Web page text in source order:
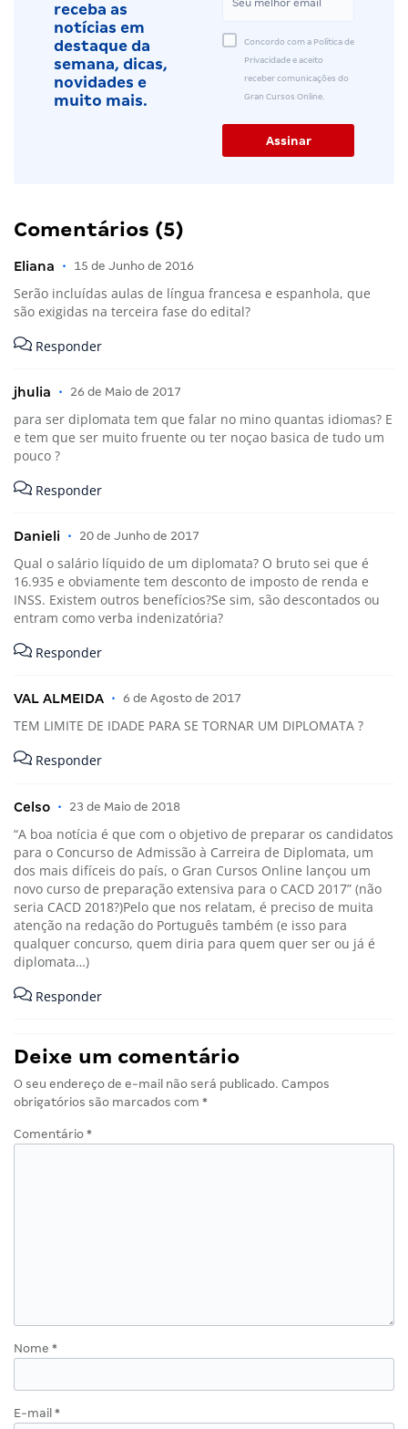
receba as
notícias em
destaque da
semana, dicas,
novidades e
muito mais.
Concordo com a Política de
Privacidade e aceito
receber comunicações do
Gran Cursos Online.
Comentários (5)
Eliana • 15 de Junho de 2016
Serão incluídas aulas de língua francesa e espanhola, que
são exigidas na terceira fase do edital?
Responder
jhulia • 26 de Maio de 2017
para ser diplomata tem que falar no mino quantas idiomas? E
e tem que ser muito fruente ou ter noçao basica de tudo um
pouco ?
Responder
Danieli • 20 de Junho de 2017
Qual o salário líquido de um diplomata? O bruto sei que é
16.935 e obviamente tem desconto de imposto de renda e
INSS. Existem outros benefícios?Se sim, são descontados ou
entram como verba indenizatória?
Responder
VAL ALMEIDA • 6 de Agosto de 2017
TEM LIMITE DE IDADE PARA SE TORNAR UM DIPLOMATA ?
Responder
Celso • 23 de Maio de 2018
“A boa notícia é que com o objetivo de preparar os candidatos
para o Concurso de Admissão à Carreira de Diplomata, um
dos mais difíceis do país, o Gran Cursos Online lançou um
novo curso de preparação extensiva para o CACD 2017” (não
seria CACD 2018?)Pelo que nos relatam, é preciso de muita
atenção na redação do Português também (e isso para
qualquer concurso, quem diria para quem quer ser ou já é
diplomata…)
Responder
Deixe um comentário
O seu endereço de e-mail não será publicado. Campos
obrigatórios são marcados com *
Comentário *
Nome *
E-mail *